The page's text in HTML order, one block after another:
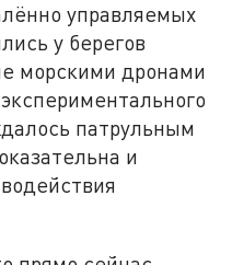
управляемых
у берегов
морскими дронами
патрульным
и